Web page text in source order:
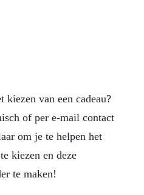
van een cadeau?
of per e-mail contact
om je te helpen het
kiezen en deze
te maken!